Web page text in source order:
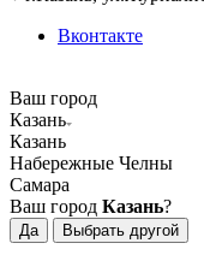
Вконтакте
Ваш город
Казань
Казань
Набережные Челны
Самара
Ваш город Казань?
Да Выбрать другой